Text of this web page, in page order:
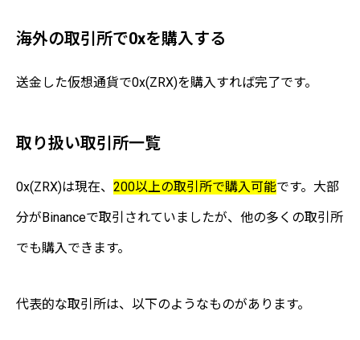
海外の取引所で0xを購入する
送金した仮想通貨で0x(ZRX)を購入すれば完了です。
取り扱い取引所一覧
0x(ZRX)は現在、 200以上の取引所で購入可能です。大部
分がBinanceで取引されていましたが、他の多くの取引所
でも購入できます。
代表的な取引所は、以下のようなものがあります。